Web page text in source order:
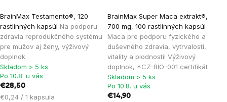
BrainMax Testamento®, 120
rastlinných kapsúl Na podporu
zdravia reprodukčného systému
pre mužov aj ženy, výživový
doplnok
hodnotenie
produktu
je
4,6
z
5
hviezdičiek.
Skladom > 5 ks
Po 10.8. u vás
€28,50
Jednotková
€0,24 / 1 kapsula
BrainMax Super Maca extrakt®,
700 mg, 100 rastlinných kapsúl
Maca pre podporu fyzického a
duševného zdravia, vytrvalosti,
vitality a plodnosti! Výživový
doplnok, *CZ-BIO-001 certifikát
hodnotenie
produktu
je
5,0
z
5
hviezdičiek.
Skladom > 5 ks
Po 10.8. u vás
€14,90